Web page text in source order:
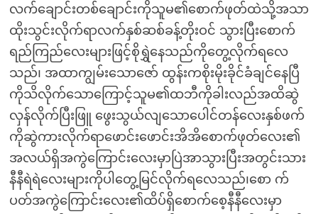
လက်ချောင်းတစ်ချောင်းကိုသူမ၏စောက်ဖုတ်ထဲသို့အသာ
ထိုးသွင်းလိုက်ရာလက်နှစ်ဆစ်ခန့်တိုးဝင် သွားပြီးစောက်
ရည်ကြည်လေးများဖြင့်စိုရွှဲနေသည်ကိုတွေ့လိုက်ရလေ
သည်၊ အထာကျွမ်းသောဇော် ထွန်းကစိုးမိုးခိုင်ခံချင်နေပြီ
ကိုသိလိုက်သောကြောင့်သူမ၏ထဘီကိုခါးလည်အထိဆွဲ
လှန်လိုက်ပြီးဖြူ ဖွေးသွယ်လျသောပေါင်တန်လေးနှစ်ဖက်
ကိုဆွဲကားလိုက်ရာဖောင်းဖောင်းအိအိစောက်ဖုတ်လေး၏
အလယ်ရှိအကွဲကြောင်းလေးမှာပြဲအာသွားပြီးအတွင်းသား
နီနီရဲရဲလေးများကိုပါတွေ့မြင်လိုက်ရလေသည်၊စော က်
ပတ်အကွဲကြောင်းလေး၏ထိပ်ရှိစောက်စေ့နီနီလေးမှာ